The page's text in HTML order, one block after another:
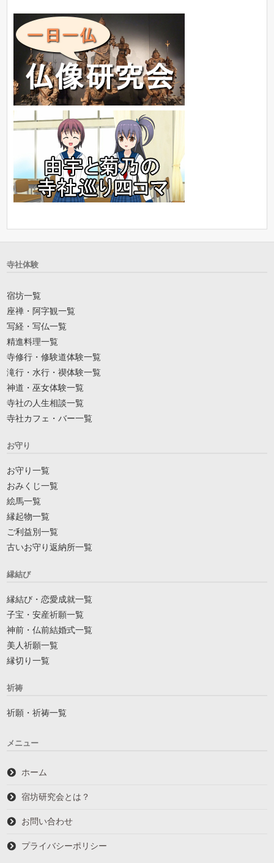
寺社体験
宿坊一覧
座禅・阿字観一覧
写経・写仏一覧
精進料理一覧
寺修行・修験道体験一覧
滝行・水行・禊体験一覧
神道・巫女体験一覧
寺社の人生相談一覧
寺社カフェ・バー一覧
お守り
お守り一覧
おみくじ一覧
絵馬一覧
縁起物一覧
ご利益別一覧
古いお守り返納所一覧
縁結び
縁結び・恋愛成就一覧
子宝・安産祈願一覧
神前・仏前結婚式一覧
美人祈願一覧
縁切り一覧
祈祷
祈願・祈祷一覧
メニュー
ホーム
宿坊研究会とは？
お問い合わせ
プライバシーポリシー